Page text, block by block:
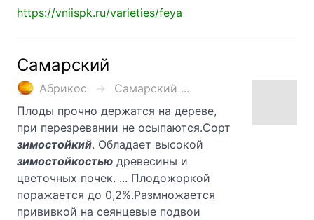
https://vniispk.ru/varieties/feya
Самарский
Абрикос
Самарский ...
Плоды прочно держатся на дереве,
при перезревании не осыпаются.Сорт
зимостойкий. Обладает высокой
зимостойкостью древесины и
цветочных почек. ... Плодожоркой
поражается до 0,2%.Размножается
прививкой на сеянцевые подвои